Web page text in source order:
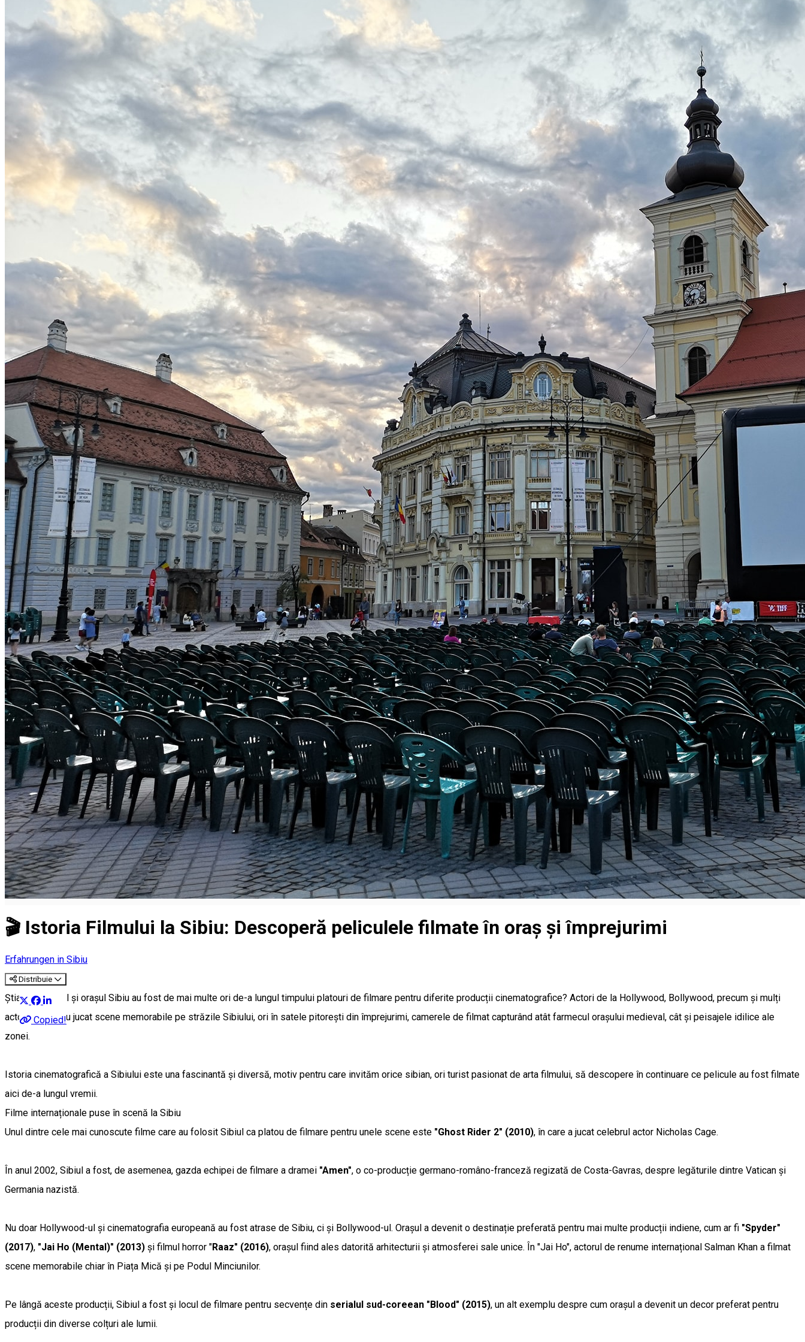
Deutsch
🎬 Istoria Filmului la Sibiu: Descoperă peliculele filmate în oraș și împrejurimi
Erfahrungen in Sibiu
Distribuie
Copied!
Știați că județul și orașul Sibiu au fost de mai multe ori de-a lungul timpului platouri de filmare pentru diferite producții cinematografice? Actori de la Hollywood, Bollywood, precum și mulți
actori români au jucat scene memorabile pe străzile Sibiului, ori în satele pitorești din împrejurimi, camerele de filmat capturând atât farmecul orașului medieval, cât și peisajele idilice ale
zonei.
Istoria cinematografică a Sibiului este una fascinantă și diversă, motiv pentru care invităm orice sibian, ori turist pasionat de arta filmului, să descopere în continuare ce pelicule au fost filmate
aici de-a lungul vremii.
Filme internaționale puse în scenă la Sibiu
Unul dintre cele mai cunoscute filme care au folosit Sibiul ca platou de filmare pentru unele scene este "Ghost Rider 2" (2010), în care a jucat celebrul actor Nicholas Cage.
În anul 2002, Sibiul a fost, de asemenea, gazda echipei de filmare a dramei "Amen", o co-producție germano-româno-franceză regizată de Costa-Gavras, despre legăturile dintre Vatican și
Germania nazistă.
Nu doar Hollywood-ul și cinematografia europeană au fost atrase de Sibiu, ci și Bollywood-ul. Orașul a devenit o destinație preferată pentru mai multe producții indiene, cum ar fi "Spyder"
(2017), "Jai Ho (Mental)" (2013) și filmul horror "Raaz" (2016), orașul fiind ales datorită arhitecturii și atmosferei sale unice. În "Jai Ho", actorul de renume internațional Salman Khan a filmat
scene memorabile chiar în Piața Mică și pe Podul Minciunilor.
Pe lângă aceste producții, Sibiul a fost și locul de filmare pentru secvențe din serialul sud-coreean "Blood" (2015), un alt exemplu despre cum orașul a devenit un decor preferat pentru
producții din diverse colțuri ale lumii.